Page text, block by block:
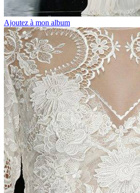
Ajoutez à mon album